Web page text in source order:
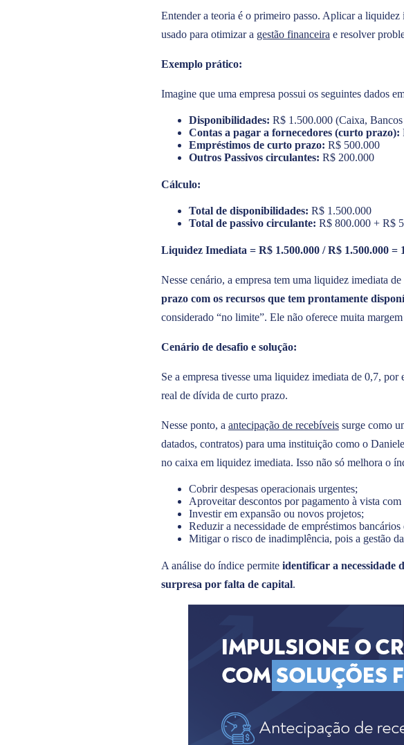
Entender a teoria é o primeiro passo. Aplicar a liquidez
usado para otimizar a gestão financeira e resolver
Exemplo prático:
Imagine que uma empresa possui os seguintes dados
Disponibilidades: R$ 1.500.000 (Caixa, Bancos
Contas a pagar a fornecedores (curto prazo):
Empréstimos de curto prazo: R$ 500.000
Outros Passivos circulantes: R$ 200.000
Cálculo:
Total de disponibilidades: R$ 1.500.000
Total de passivo circulante: R$ 800.000 + R$
Liquidez Imediata = R$ 1.500.000 / R$ 1.500.000 =
Nesse cenário, a empresa tem uma liquidez imediata
prazo com os recursos que tem prontamente
considerado “no limite”. Ele não oferece muita
Cenário de desafio e solução:
Se a empresa tivesse uma liquidez imediata de 0,7,
real de dívida de curto prazo.
Nesse ponto, a antecipação de recebíveissurge como
datados, contratos) para uma instituição como o
no caixa em liquidez imediata. Isso não só melhora o
Cobrir despesas operacionais urgentes;
Aproveitar descontos por pagamento à vista com
Investir em expansão ou novos projetos;
Reduzir a necessidade de empréstimos
Mitigar o risco de inadimplência, pois a gestão
A análise do índice permite identificar a necessidade
surpresa por falta de capital.